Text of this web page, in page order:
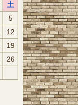
土
5
12
19
26